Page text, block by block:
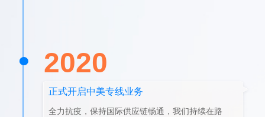
2020
正式开启中美专线业务
全力抗疫，保持国际供应链畅通，我们持续在路